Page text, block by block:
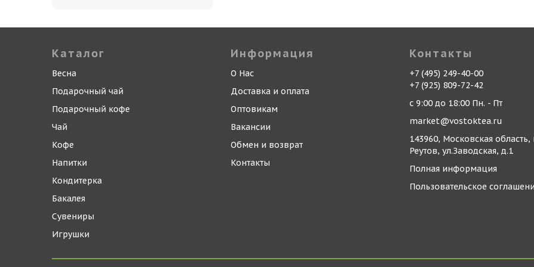
Каталог
Весна
Подарочный чай
Подарочный кофе
Чай
Кофе
Напитки
Кондитерка
Бакалея
Сувениры
Игрушки
Информация
О Нас
Доставка и оплата
Оптовикам
Вакансии
Обмен и возврат
Контакты
Контакты
+7 (495) 249-40-00
+7 (925) 809-72-42
с 9:00 до 18:00 Пн. - Пт
market@vostoktea.ru
143960, Московская область,
Реутов, ул.Заводская, д.1
Полная информация
Пользовательское